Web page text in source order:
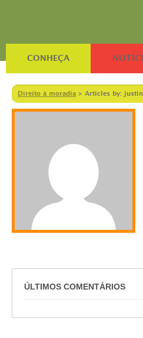
CONHEÇA
Direito à moradia > Articles by:
ÚLTIMOS COMENTÁRIOS